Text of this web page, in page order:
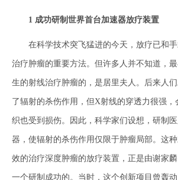
1 成功研制世界首台加速器放疗装置
在科学技术突飞猛进的今天，放疗已和手
治疗肿瘤的重要方法。但许多人并不知道，
生的射线治疗肿瘤的，是居里夫人。后来人
了辐射的杀伤作用，但X射线的穿透力很强，
织也受到损伤。因此，科学家们设想，研制
器，使辐射的杀伤作用仅限于肿瘤局部。这
效的治疗深度肿瘤的放疗装置，正是由谢家
一个研制成功的。当时，这个创新项目曾轰动